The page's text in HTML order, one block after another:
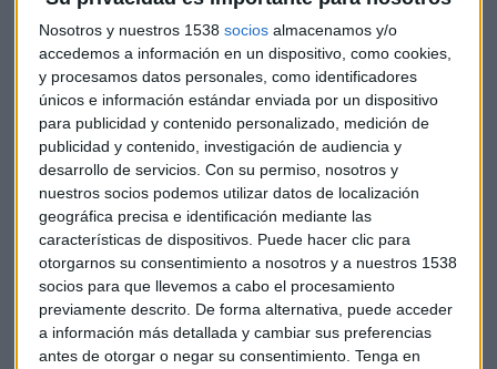
Nosotros y nuestros 1538 socios almacenamos y/o
accedemos a información en un dispositivo, como cookies,
y procesamos datos personales, como identificadores
únicos e información estándar enviada por un dispositivo
para publicidad y contenido personalizado, medición de
publicidad y contenido, investigación de audiencia y
desarrollo de servicios. Con su permiso, nosotros y
nuestros socios podemos utilizar datos de localización
geográfica precisa e identificación mediante las
características de dispositivos. Puede hacer clic para
otorgarnos su consentimiento a nosotros y a nuestros 1538
socios para que llevemos a cabo el procesamiento
previamente descrito. De forma alternativa, puede acceder
a información más detallada y cambiar sus preferencias
antes de otorgar o negar su consentimiento. Tenga en
procesos de venta de cartera e inmuebles
Otro tema que tratamos con Diego Bestard es que la crisis
originada por el coronavirus ha llegado a todos los sectores
y el proptech no es ajeno a las consecuencias de la
pandemia. Algunas empresas del sector inmobiliario se han
visto muy afectadas y han tenido que renunciar a sus planes
de expansión pero otras, sin embargo, han visto una clara
oportunidad para adoptar herramientas tecnológicas que
les permitan seguir adelante en un mundo mucho más
virtual y con menos contacto físico Esta nueva salida ha
llevado a algunos expertos a hablar de una recuperación del
sector proptech en V. ¿Quieres saber lo que opina nuestro
experto sobre esa recuperación?